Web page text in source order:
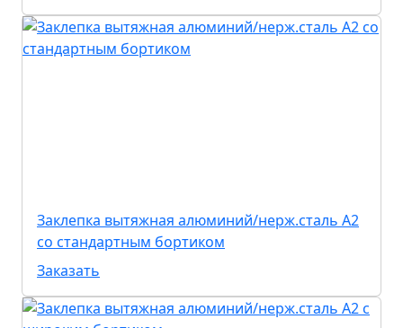
Заклепка вытяжная алюминий/нерж.сталь А2
со стандартным бортиком
Заказать